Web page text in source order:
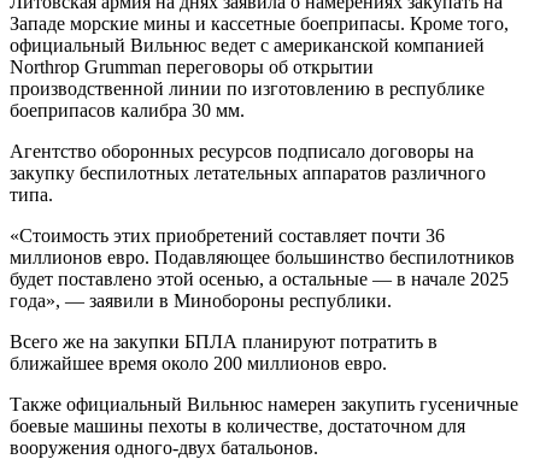
Западе морские мины и кассетные боеприпасы. Кроме того,
официальный Вильнюс ведет с американской компанией
Northrop Grumman переговоры об открытии
производственной линии по изготовлению в республике
боеприпасов калибра 30 мм.
Агентство оборонных ресурсов подписало договоры на
закупку беспилотных летательных аппаратов различного
типа.
«Стоимость этих приобретений составляет почти 36
миллионов евро. Подавляющее большинство беспилотников
будет поставлено этой осенью, а остальные — в начале 2025
года», — заявили в Минобороны республики.
Всего же на закупки БПЛА планируют потратить в
ближайшее время около 200 миллионов евро.
Также официальный Вильнюс намерен закупить гусеничные
боевые машины пехоты в количестве, достаточном для
вооружения одного-двух батальонов.